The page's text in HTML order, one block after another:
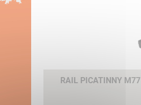
RAIL PICATINNY